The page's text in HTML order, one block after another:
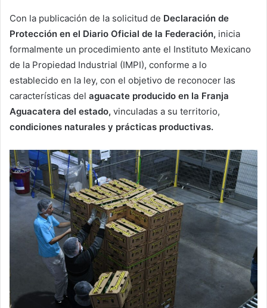
Con la publicación de la solicitud de Declaración de
Protección en el Diario Oficial de la Federación, inicia
formalmente un procedimiento ante el Instituto Mexicano
de la Propiedad Industrial (IMPI), conforme a lo
establecido en la ley, con el objetivo de reconocer las
características del aguacate producido en la Franja
Aguacatera del estado, vinculadas a su territorio,
condiciones naturales y prácticas productivas.